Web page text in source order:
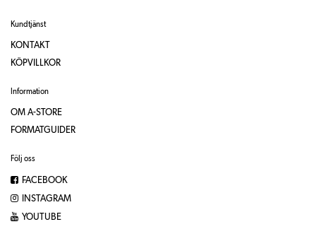
Kundtjänst
KONTAKT
KÖPVILLKOR
Information
OM A-STORE
FORMATGUIDER
Följ oss
FACEBOOK
INSTAGRAM
YOUTUBE